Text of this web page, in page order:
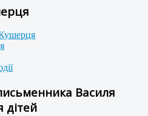
Василя
дітей